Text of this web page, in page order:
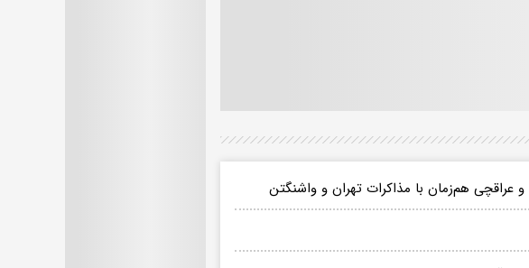
و عراقچی هم‌زمان با مذاکرات تهران و واشنگتن